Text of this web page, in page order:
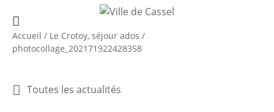
Accueil / Le Crotoy, séjour ados /
photocollage_202171922428358
Toutes les actualités